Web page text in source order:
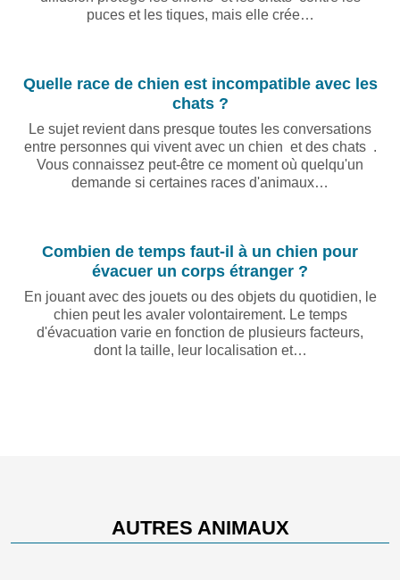
puces et les tiques, mais elle crée…
Quelle race de chien est incompatible avec les
chats ?
Le sujet revient dans presque toutes les conversations
entre personnes qui vivent avec un chien et des chats .
Vous connaissez peut‑être ce moment où quelqu'un
demande si certaines races d'animaux…
Combien de temps faut-il à un chien pour
évacuer un corps étranger ?
En jouant avec des jouets ou des objets du quotidien, le
chien peut les avaler volontairement. Le temps
d'évacuation varie en fonction de plusieurs facteurs,
dont la taille, leur localisation et…
AUTRES ANIMAUX